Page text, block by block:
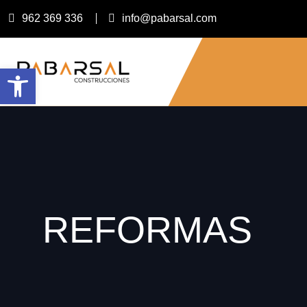
Abrir barra de herramientas
962 369 336 info@pabarsal.com
REFORMAS